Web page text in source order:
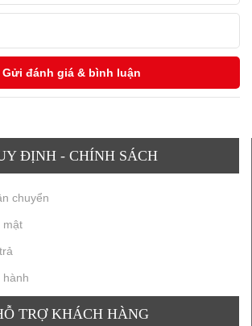
ĐỊNH - CHÍNH SÁCH
chuyển
mật
hành
TRỢ KHÁCH HÀNG